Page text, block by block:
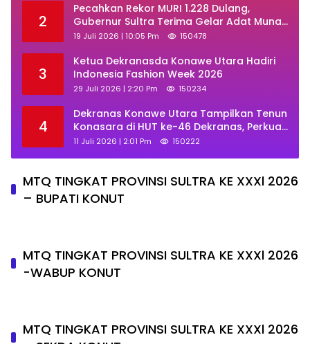
2
Pecahkan Rekor MURI 1.228 Dulang,
Gubernur Sultra Terima Gelar Adat Muna
dan Ajak KKMM Bersinergi
19 Juli 2026 | 10:05 Pm 150478
3
Ketua Dekranasda Konawe Utara Hadiri
Indonesia Fashion Week 2026
29 Juli 2026 | 2:20 Pm 150234
4
Dekranas Konawe Utara Tampilkan Tenun
Konasara di HUT ke-46 Dekranas, Perkuat
Promosi UMKM Daerah
11 Juli 2026 | 2:01 Pm 150222
MTQ TINGKAT PROVINSI SULTRA KE XXXl 2026
– BUPATI KONUT
MTQ TINGKAT PROVINSI SULTRA KE XXXl 2026
-WABUP KONUT
MTQ TINGKAT PROVINSI SULTRA KE XXXl 2026